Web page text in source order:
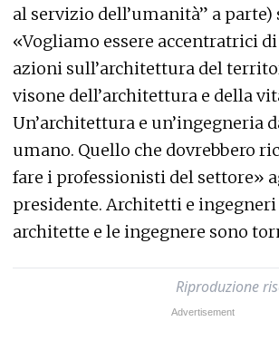
al servizio dell’umanità” a parte)
«Vogliamo essere accentratrici
azioni sull’architettura del
visone dell’architettura e della
Un’architettura e un’ingegneria
umano. Quello che dovrebbero
fare i professionisti del settore»
presidente. Architetti e
architette e le ingegnere sono
Riproduzione